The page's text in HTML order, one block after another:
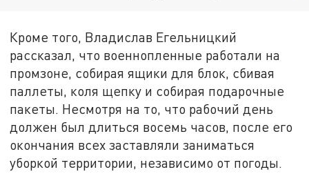
Кроме того, Владислав Егельницкий
рассказал, что военнопленные работали на
промзоне, собирая ящики для блок, сбивая
паллеты, коля щепку и собирая подарочные
пакеты. Несмотря на то, что рабочий день
должен был длиться восемь часов, после его
окончания всех заставляли заниматься
уборкой территории, независимо от погоды.